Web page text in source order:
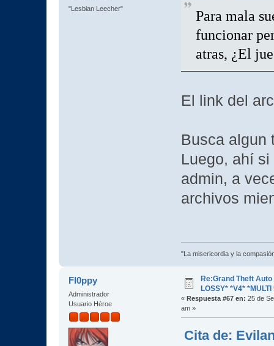
"Lesbian Leecher"
Para mala
funcionar
atras, ¿El
El link del
Busca algun
Luego, ahí
admin, a
archivos
"La misericordia y la
Fl0ppy
Administrador
Usuario Héroe
Re:Grand Theft
LOSSY* *V4*
« Respuesta #67 en: 25 de
am »
Cita de: